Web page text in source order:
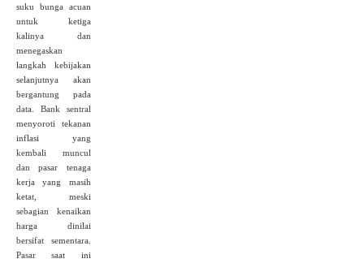
suku bunga acuan
untuk ketiga
kalinya dan
menegaskan
langkah kebijakan
selanjutnya akan
bergantung pada
data. Bank sentral
menyoroti tekanan
inflasi yang
kembali muncul
dan pasar tenaga
kerja yang masih
ketat, meski
sebagian kenaikan
harga dinilai
bersifat sementara.
Pasar saat ini